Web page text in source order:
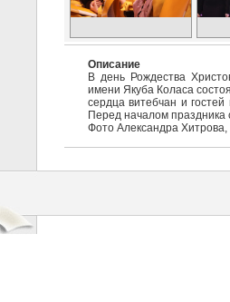
Описание
В день Рождества
имени Якуба Коласа
сердца витебчан и
Перед началом праздника
Фото Александра